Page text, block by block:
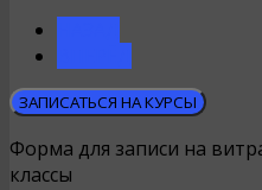
ЗАПИСАТЬСЯ НА КУРСЫ
Форма для записи на
классы